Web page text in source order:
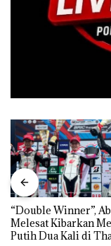
“Double Winner”,
Melesat Kibarkan
Putih Dua Kali di